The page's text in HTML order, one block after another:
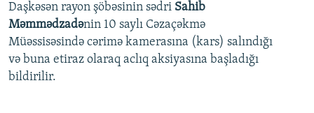
Auto 240p 360p
720p 1080p
720p
1080p
Daşkəsən rayon şöbəsinin sədri Sahib
Məmmədzadənin 10 saylı Cəzaçəkmə
Müəssisəsində cərimə kamerasına (kars) salındığı
və buna etiraz olaraq aclıq aksiyasına başladığı
bildirilir.